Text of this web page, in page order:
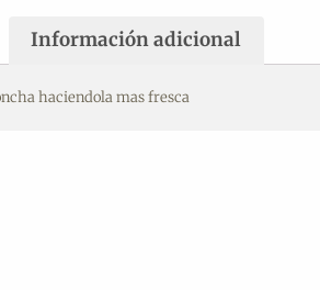
Información adicional
haciendola mas fresca